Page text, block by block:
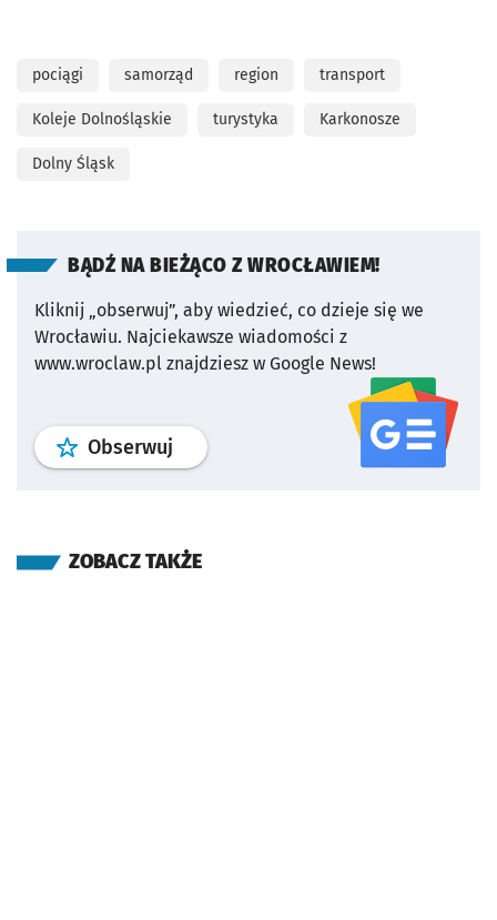
pociągi samorząd region transport
Koleje Dolnośląskie turystyka Karkonosze
Dolny Śląsk
BĄDŹ NA BIEŻĄCO Z WROCŁAWIEM!
Kliknij „obserwuj”, aby wiedzieć, co dzieje się we
Wrocławiu. Najciekawsze wiadomości z
www.wroclaw.pl znajdziesz w Google News!
Obserwuj profil serwisu
ZOBACZ TAKŻE